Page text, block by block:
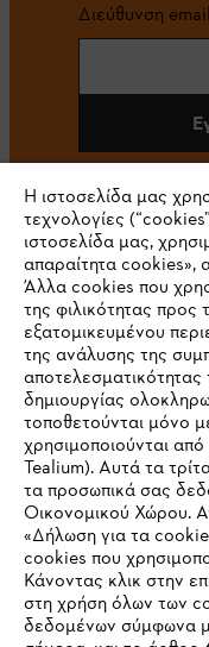
Διεύθυνση email
Εταιρεία
STIHL Συχνές
Service
Η ιστοσελίδα μας
τεχνολογίες
ιστοσελίδα μας,
απαραίτητα cookies»,
Άλλα cookies που
της φιλικότητας
εξατομικευμένου
της ανάλυσης της
δημιουργίας
τοποθετούνται μόνο
χρησιμοποιούνται
Tealium). Αυτά τα
τα προσωπικά σας
Οικονομικού Χώρου.
«Δήλωση για τα
cookies που
Κάνοντας κλικ στην
στη χρήση όλων των
δεδομένων σύμφωνα